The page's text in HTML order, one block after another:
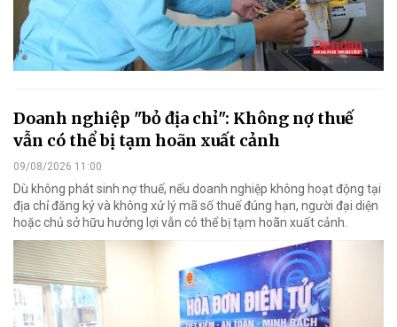
Doanh nghiệp "bỏ địa chỉ": Không nợ thuế
vẫn có thể bị tạm hoãn xuất cảnh
09/08/2026 11:00
Dù không phát sinh nợ thuế, nếu doanh nghiệp không hoạt động tại
địa chỉ đăng ký và không xử lý mã số thuế đúng hạn, người đại diện
hoặc chủ sở hữu hưởng lợi vẫn có thể bị tạm hoãn xuất cảnh.